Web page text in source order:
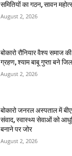
समितियों का गठन, सावन
August 2, 2026
बोकारो रौनियार वैश्य समाज
ग्रहण, श्याम बाबू गुप्ता बने
August 2, 2026
बोकारो जनरल अस्पताल में
संवाद, स्वास्थ्य सेवाओं को
बनाने पर जोर
August 2, 2026